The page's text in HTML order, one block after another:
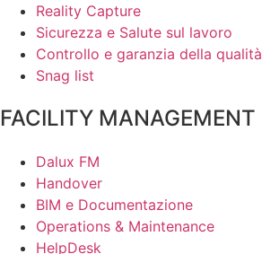
Reality Capture
Sicurezza e Salute sul lavoro
Controllo e garanzia della qualità
Snag list
FACILITY MANAGEMENT
Dalux FM
Handover
BIM e Documentazione
Operations & Maintenance
HelpDesk